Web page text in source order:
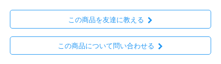
この商品を友達に教える
この商品について問い合わせる